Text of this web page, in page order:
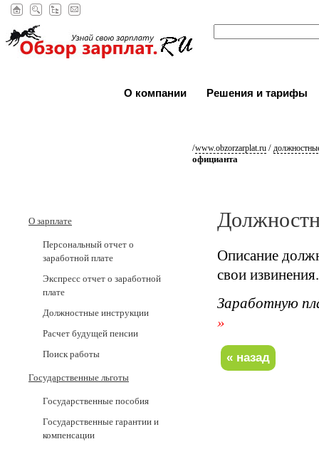
О компании Решения и тарифы
/www.obzorzarplat.ru /
официанта
О зарплате
Персональный отчет о
заработной плате
Экспресс отчет о заработной
плате
Должностные инструкции
Расчет будущей пенсии
Поиск работы
Государственные льготы
Государственные пособия
Государственные гарантии и
компенсации
Описание
свои извинения.
Заработную
»